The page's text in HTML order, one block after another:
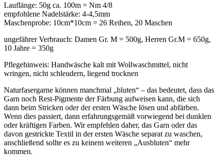
Lauflänge: 50g ca. 100m = Nm 4/8
empfohlene Nadelstärke: 4-4,5mm
Maschenprobe: 10cm*10cm = 26 Reihen, 20 Maschen
ungefährer Verbrauch: Damen Gr. M = 500g, Herren Gr.M = 650g,
10 Jahre = 350g
Pflegehinweis: Handwäsche kalt mit Wollwaschmittel, nicht
wringen, nicht schleudern, liegend trocknen
Naturfasergarne können manchmal „bluten“ – das bedeutet, dass das
Garn noch Rest-Pigmente der Färbung aufweisen kann, die sich
dann beim Stricken oder der ersten Wäsche lösen und abfärben.
Wenn dies passiert, dann erfahrungsgemäß vorwiegend bei dunklen
oder kräftigen Farben. Wir empfehlen daher, das Garn oder das
davon gestrickte Textil in der ersten Wäsche separat zu waschen,
anschließend sollte es zu keinem weiteren „Ausbluten“ mehr
kommen.